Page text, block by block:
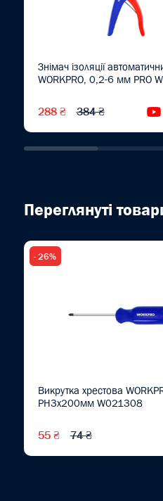
Знімач ізоляції
WORKPRO, 0,2-6 мм PRO
288 ₴ 384 ₴
Переглянуті
- 26%
Викрутка хрестова
PH3x200мм W021308
55 ₴ 74 ₴